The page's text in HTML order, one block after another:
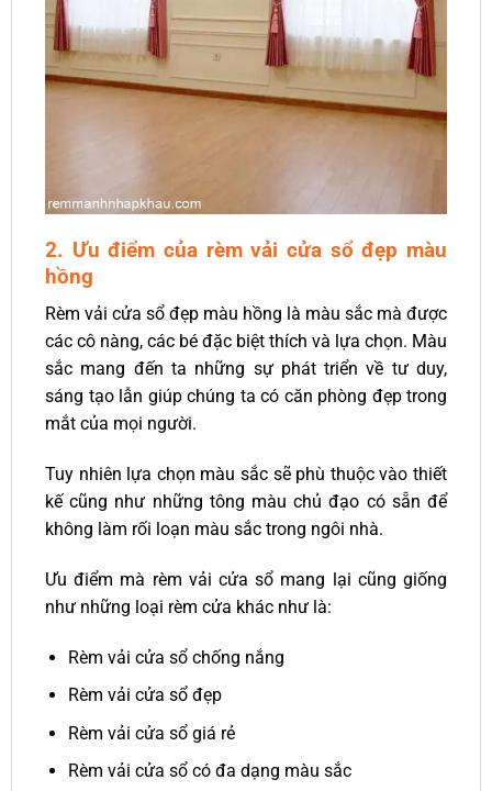
2. Ưu điểm của rèm vải cửa sổ đẹp màu
hồng
Rèm vải cửa sổ đẹp màu hồng là màu sắc mà được
các cô nàng, các bé đặc biệt thích và lựa chọn. Màu
sắc mang đến ta những sự phát triển về tư duy,
sáng tạo lẫn giúp chúng ta có căn phòng đẹp trong
mắt của mọi người.
Tuy nhiên lựa chọn màu sắc sẽ phù thuộc vào thiết
kế cũng như những tông màu chủ đạo có sẵn để
không làm rối loạn màu sắc trong ngôi nhà.
Ưu điểm mà rèm vải cửa sổ mang lại cũng giống
như những loại rèm cửa khác như là:
Rèm vải cửa sổ chống nắng
Rèm vải cửa sổ đẹp
Rèm vải cửa sổ giá rẻ
Rèm vải cửa sổ có đa dạng màu sắc